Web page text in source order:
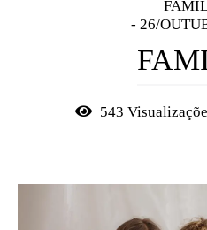
26/
543